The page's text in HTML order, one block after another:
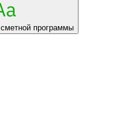
программы